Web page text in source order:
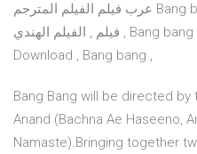
عرب فيلم الفيلم المترجم Bang bang, فيلم Bang bang dvd مترجم
, فيلم , الفيلم الهندي Bang bang مدبلج , Download Bang bang
Download , Bang bang ,
Bang Bang will be directed
Anand (Bachna Ae Haseeno,
Namaste).Bringing together